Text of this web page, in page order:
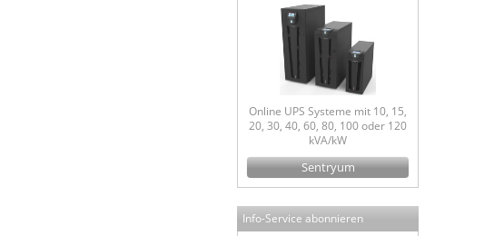
Online UPS Systeme mit 10, 15,
20, 30, 40, 60, 80, 100 oder 120
kVA/kW
Sentryum
Info-Service abonnieren